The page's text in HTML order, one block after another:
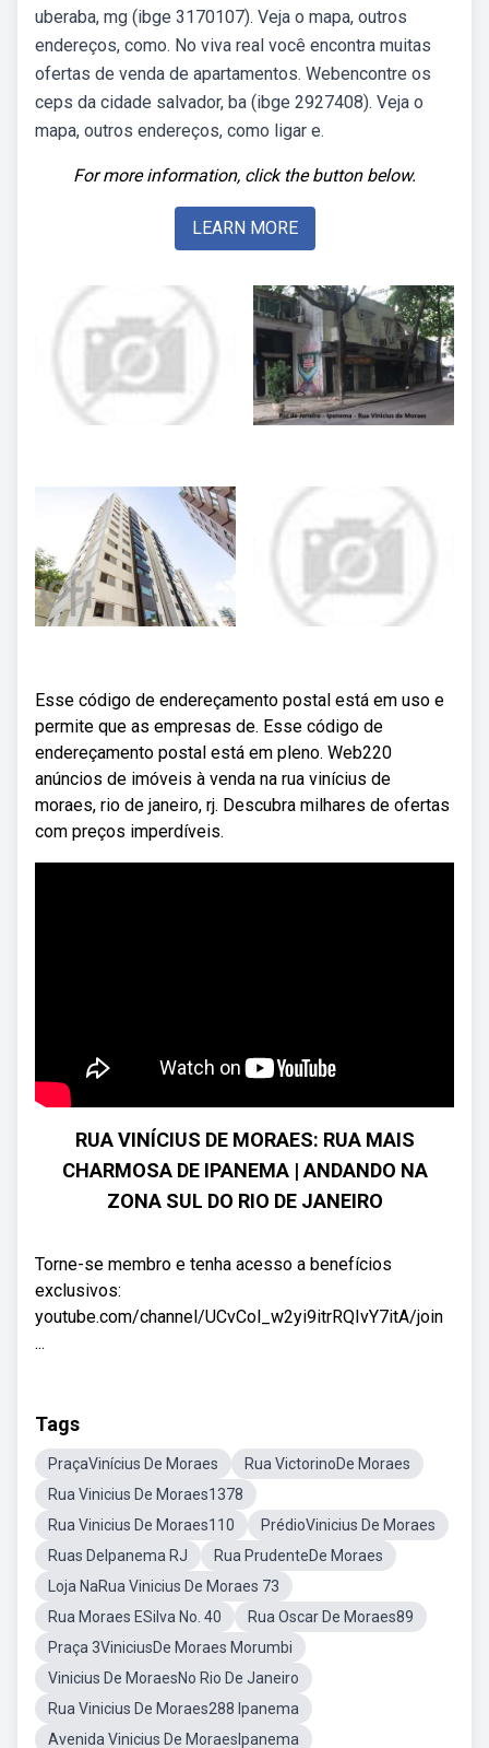
uberaba, mg (ibge 3170107). Veja o mapa, outros
endereços, como. No viva real você encontra muitas
ofertas de venda de apartamentos. Webencontre os
ceps da cidade salvador, ba (ibge 2927408). Veja o
mapa, outros endereços, como ligar e.
For more information, click the button below.
LEARN MORE
Esse código de endereçamento postal está em uso e
permite que as empresas de. Esse código de
endereçamento postal está em pleno. Web220
anúncios de imóveis à venda na rua vinícius de
moraes, rio de janeiro, rj. Descubra milhares de ofertas
com preços imperdíveis.
RUA VINÍCIUS DE MORAES: RUA MAIS
CHARMOSA DE IPANEMA | ANDANDO NA
ZONA SUL DO RIO DE JANEIRO
Torne-se membro e tenha acesso a benefícios
exclusivos:
youtube.com/channel/UCvCol_w2yi9itrRQIvY7itA/join
...
Tags
PraçaVinícius De Moraes
Rua VictorinoDe Moraes
Rua Vinicius De Moraes1378
Rua Vinicius De Moraes110
PrédioVinicius De Moraes
Ruas DeIpanema RJ
Rua PrudenteDe Moraes
Loja NaRua Vinicius De Moraes 73
Rua Moraes ESilva No. 40
Rua Oscar De Moraes89
Praça 3ViniciusDe Moraes Morumbi
Vinicius De MoraesNo Rio De Janeiro
Rua Vinicius De Moraes288 Ipanema
Avenida Vinicius De MoraesIpanema